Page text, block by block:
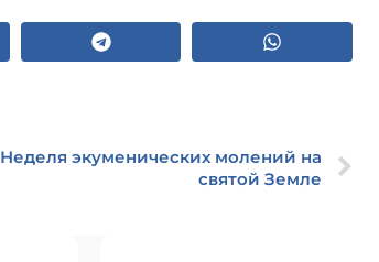
Неделя экуменических молений на
святой Земле